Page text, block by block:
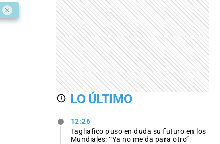
LO ÚLTIMO
12:26
Tagliafico puso en duda su futuro en los
Mundiales: “Ya no me da para otro”